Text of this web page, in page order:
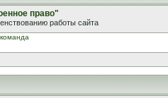
право"
работы сайта